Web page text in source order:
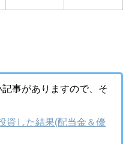
事がありますので、そ
資した結果(配当金＆優